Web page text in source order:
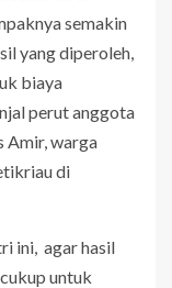
semakin
yang diperoleh,
biaya
perut anggota
Amir, warga
di
ini, agar hasil
untuk